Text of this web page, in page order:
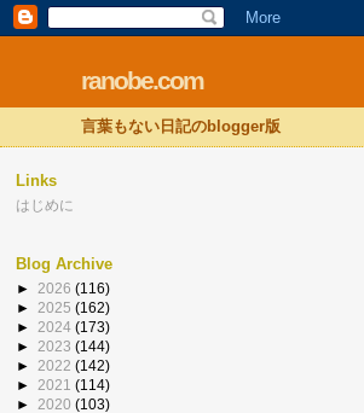
ranobe.com
言葉もない日記のblogger版
Links
はじめに
Blog Archive
► 2026 (116)
► 2025 (162)
► 2024 (173)
► 2023 (144)
► 2022 (142)
► 2021 (114)
► 2020 (103)